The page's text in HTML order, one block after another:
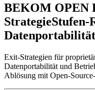
BEKOM OPEN
StrategieStufen-
Datenportabilität
Exit-Strategien für
Datenportabilität und
Ablösung mit Open-